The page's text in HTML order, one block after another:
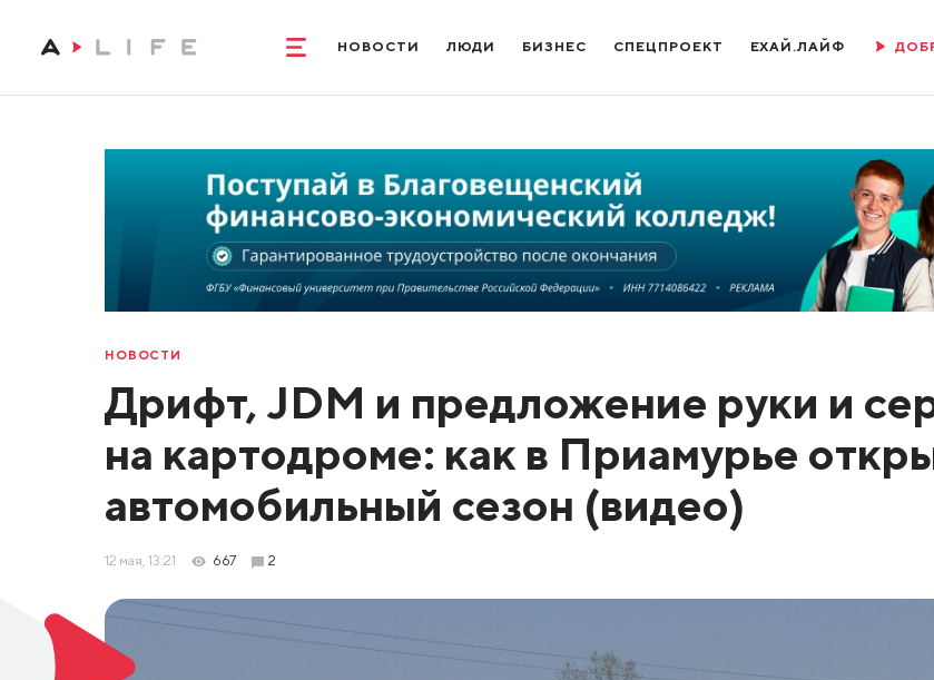
НОВОСТИ ЛЮДИ БИЗНЕС СПЕЦПРОЕКТ ЕХАЙ.ЛАЙФ
НОВОСТИ
Дрифт, JDM и предложение руки и
на картодроме: как в Приамурье
автомобильный сезон (видео)
12 мая, 13:21 667 2